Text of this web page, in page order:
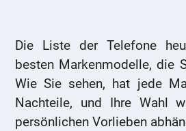
Die Liste der Telefone
besten Markenmodelle, die
Wie Sie sehen, hat jede
Nachteile, und Ihre Wahl
persönlichen Vorlieben